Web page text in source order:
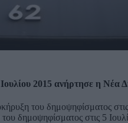
2015 ανήρτησε η Νέα
του δημοψηφίσματος
δημοψηφίσματος στις 5